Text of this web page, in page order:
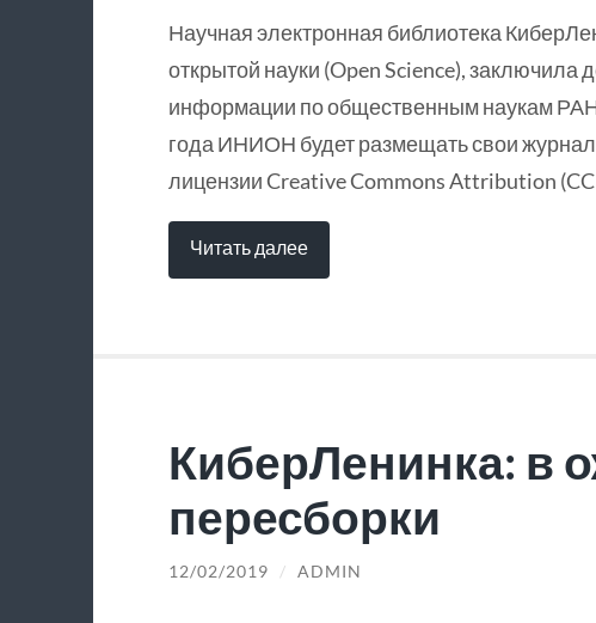
Научная электронная библиотека
открытой науки (Open Science), заключила
информации по общественным наукам
года ИНИОН будет размещать свои
лицензии Creative Commons Attribution (CC
Читать далее
КиберЛенинка: в
пересборки
12/02/2019 / ADMIN